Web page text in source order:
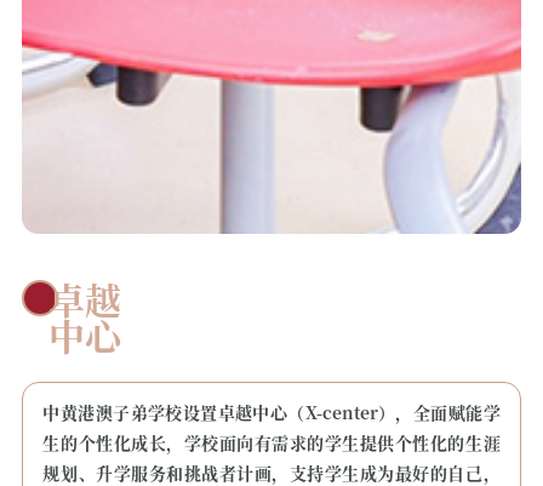
卓越
中心
中黄港澳子弟学校设置卓越中心（X-center），全面赋能学
生的个性化成长，学校面向有需求的学生提供个性化的生涯
规划、升学服务和挑战者计画，支持学生成为最好的自己，